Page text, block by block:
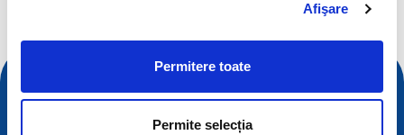
Afişare
Permitere toate
Permite selecția